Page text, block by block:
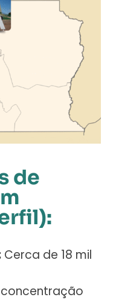
de
Cerca de 18 mil